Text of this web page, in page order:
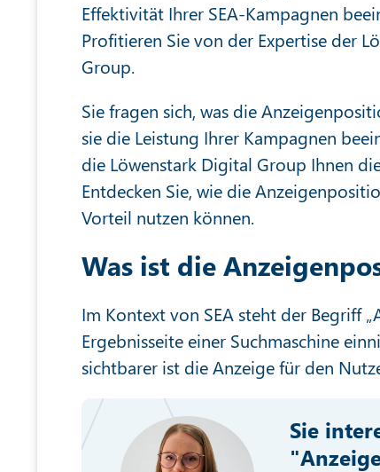
Effektivität Ihrer SEA-Kampagnen
Profitieren Sie von der Expertise der
Group.
Sie fragen sich, was die
sie die Leistung Ihrer Kampagnen
die Löwenstark Digital Group Ihnen
Entdecken Sie, wie die
Vorteil nutzen können.
Was ist die
Im Kontext von SEA steht der Begriff
Ergebnisseite einer Suchmaschine
sichtbarer ist die Anzeige für den
Sie